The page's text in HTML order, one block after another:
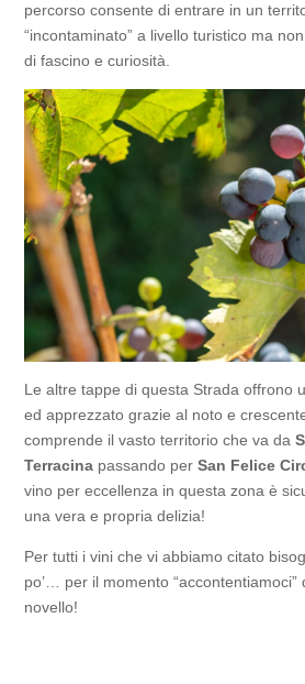
percorso consente di entrare in un
“incontaminato” a livello turistico ma
di fascino e curiosità.
Le altre tappe di questa Strada offrono
ed apprezzato grazie al noto e
comprende il vasto territorio che va da
Terracina passando perSan Felice
vino per eccellenza in questa zona è
una vera e propria delizia!
Per tutti i vini che vi abbiamo citato
po’… per il momento
novello!